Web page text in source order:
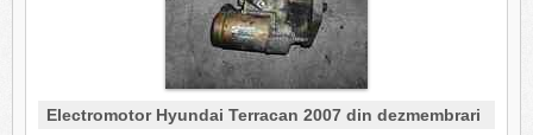
Electromotor Hyundai Terracan 2007 din dezmembrari